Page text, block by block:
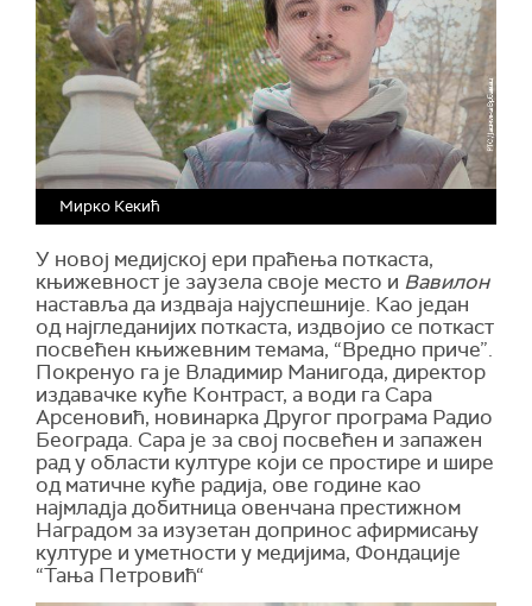
Мирко Кекић
У новој медијској ери праћења поткаста,
књижевност је заузела своје место и Вавилон
наставља да издваја најуспешније. Као један
од најгледанијих поткаста, издвојио се поткаст
посвећен књижевним темама, “Вредно приче”.
Покренуо га је Владимир Манигода, директор
издавачке куће Контраст, а води га Сара
Арсеновић, новинарка Другог програма Радио
Београда. Сара је за свој посвећен и запажен
рад у области културе који се простире и шире
од матичне куће радија, ове године као
најмладја добитница овенчана престижном
Наградом за изузетан допринос афирмисању
културе и уметности у медијима, Фондације
“Тања Петровић“